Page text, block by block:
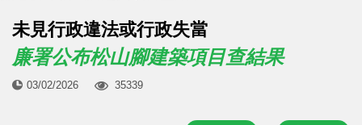
未見行政違法或行政失當
廉署公布松山腳建築項目查結果
03/02/2026 35339